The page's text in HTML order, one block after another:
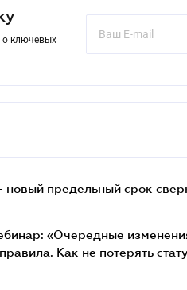
о ключевых
новый предельный срок
«Очередные
Как не потерять